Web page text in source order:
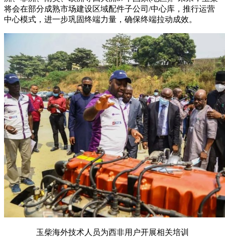
将会在部分成熟市场建设区域配件子公司/中心库，推行运营
中心模式，进一步巩固终端力量，确保终端拉动成效。
玉柴海外技术人员为西非用户开展相关培训